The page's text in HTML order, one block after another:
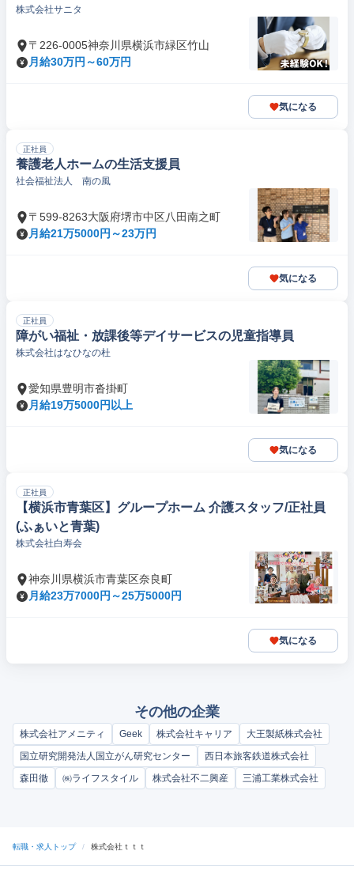
株式会社サニタ
〒226-0005神奈川県横浜市緑区竹山
月給30万円～60万円
気になる
正社員
養護老人ホームの生活支援員
社会福祉法人 南の風
〒599-8263大阪府堺市中区八田南之町
月給21万5000円～23万円
気になる
正社員
障がい福祉・放課後等デイサービスの児童指導員
株式会社はなひなの杜
愛知県豊明市沓掛町
月給19万5000円以上
気になる
正社員
【横浜市青葉区】グループホーム 介護スタッフ/正社員
(ふぁいと青葉)
株式会社白寿会
神奈川県横浜市青葉区奈良町
月給23万7000円～25万5000円
気になる
その他の企業
株式会社アメニティ Geek 株式会社キャリア
大王製紙株式会社
国立研究開発法人国立がん研究センター
西日本旅客鉄道株式会社
森田徹
㈱ライフスタイル 株式会社不二興産 三浦工業株式会社
転職・求人トップ / 株式会社ｔｔｔ